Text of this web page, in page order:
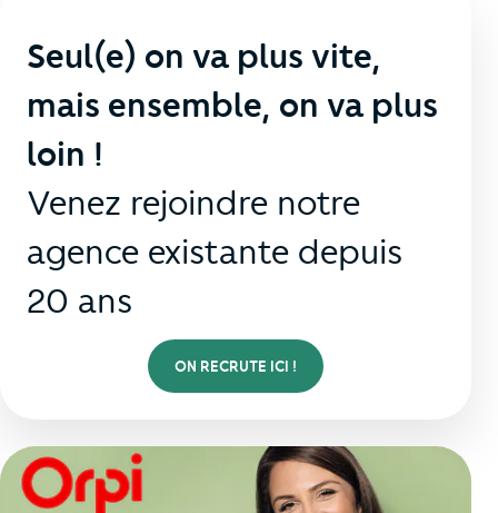
Seul(e) on va plus vite,
mais ensemble, on va plus
loin !
Venez rejoindre notre
agence existante depuis
20 ans
ON RECRUTE ICI !